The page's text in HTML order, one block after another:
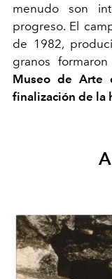
menudo son
progreso. El
de 1982,
granos
Museo de Arte
finalización de la